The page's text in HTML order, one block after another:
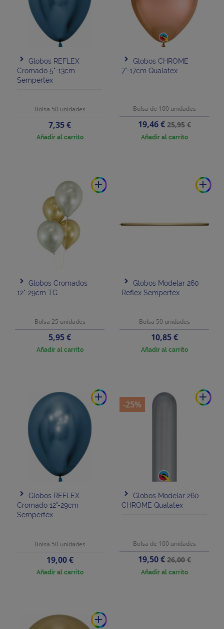
Globos REFLEX
Cromado 5"-13cm
Sempertex
Bolsa 50 unidades
Precio
7,35 €
Añadir al carrito
Globos CHROME
7"-17cm Qualatex
Bolsa de 100 unidades
Precio
19,46 €Precio
base
25,95 €
Añadir al carrito
add
Globos Cromados
12"-29cm TG
Bolsa 25 unidades
Precio
5,95 €
Añadir al carrito
add
Globos Modelar 260
Reflex Sempertex
Bolsa 50 unidades
Precio
10,85 €
Añadir al carrito
add
Globos REFLEX
Cromado 12"-29cm
Sempertex
Bolsa 50 unidades
Precio
19,00 €
Añadir al carrito
add
Globos Modelar 260
CHROME Qualatex
Bolsa de 100 unidades
Precio
19,50 €Precio
base
26,00 €
Añadir al carrito
-25%
add